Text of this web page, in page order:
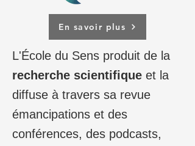
En savoir plus
L'École du Sens produit de la
recherche scientifique et la
diffuse à travers sa revue
émancipations et des
conférences, des podcasts,